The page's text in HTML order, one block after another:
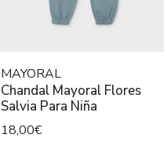
MAYORAL
Chandal Mayoral Flores
Salvia Para Niña
18,00€